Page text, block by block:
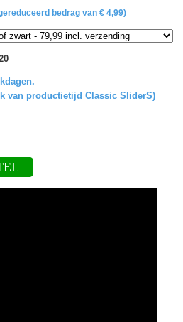
bedrag van € 4,99)
van productietijd Classic SliderS)